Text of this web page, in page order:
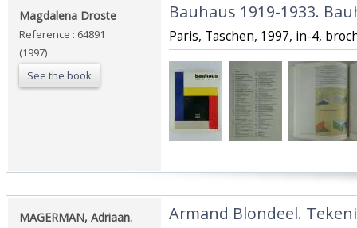
‎Magdalena Droste‎
Reference : 64891
(1997)
See the book
‎Bauhaus 1919-1933.
‎Paris, Taschen, 1997, in-4,
‎MAGERMAN, Adriaan.‎ ‎Armand Blondeel.